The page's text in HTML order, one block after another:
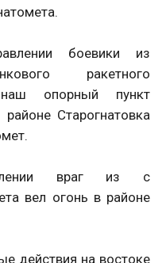
боевики из
ракетного
наш опорный пункт
Старогнатовка
враг из с
вел огонь в районе
действия на востоке